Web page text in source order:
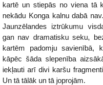
kartē un stiepās no viena tā
nekādu Konga kalnu dabā
Jaunzēlandes iztrūkumu
gan nav dramatisku seku,
kartēm padomju savienībā,
kāpēc šāda slepenība
iekļauti arī divi karšu
Un tā tālāk un tā joprojām.